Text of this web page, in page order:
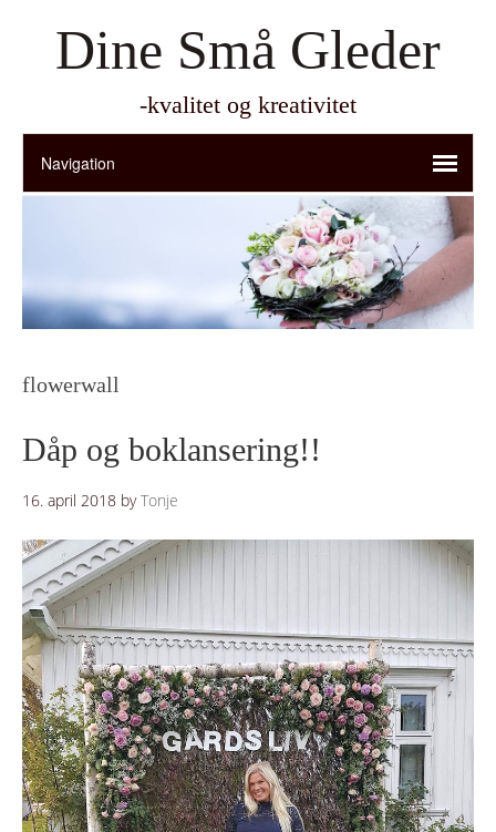
Dine Små Gleder
-kvalitet og kreativitet
flowerwall
Dåp og boklansering!!
16. april 2018 byTonje